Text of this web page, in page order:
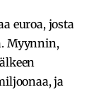
euroa, josta
Myynnin,
ja